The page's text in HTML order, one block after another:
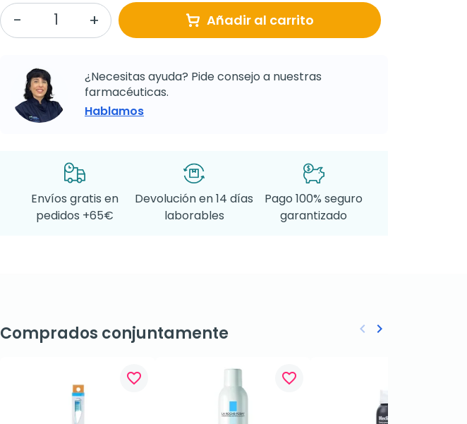
Añadir al carrito
¿Necesitas ayuda? Pide consejo a nuestras
farmacéuticas.
Hablamos
Envíos gratis en
pedidos +65€
Devolución en 14 días
laborables
Pago 100% seguro
garantizado
Comprados conjuntamente
favorite_border favorite_border
Anterior
keyboard_arrow_left Siguiente
keyboard_arrow_right